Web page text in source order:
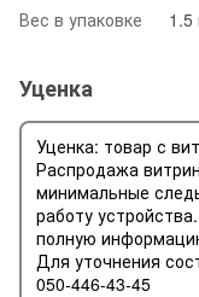
Вес в упаковке
1.5
Уценка
Уценка: товар с
Распродажа
минимальные
работу
полную
Для уточнения
050-446-43-45